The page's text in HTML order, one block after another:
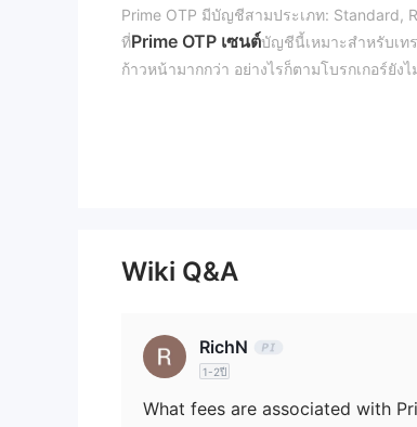
Prime OTP มีบัญชีสามประเภท: Standard,
ที่Prime OTP เซนต์บัญชีนี้เหมาะสำหรับเท
ก้าวหน้ามากกว่า อย่างไรก็ตามโบรกเกอร์ยั
ข้อดีและข้อเสียPrime OTP ถูกกฎหมายหรือไม่
oversight จากหน่วยงานทางการเงิน และข้
อัปเดตที่เกี่ยวข้องกับลูกค้า ข้อสังเกตเหล่า
รายละเอียดที่เปิดเผยเหล่านี้เมื่อพิจารณาก
Wiki Q&A
RichN
1-2ปี
What fees are associated with